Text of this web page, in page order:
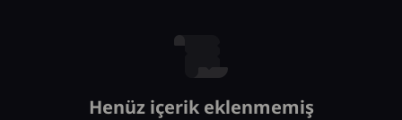
Henüz içerik eklenmemiş